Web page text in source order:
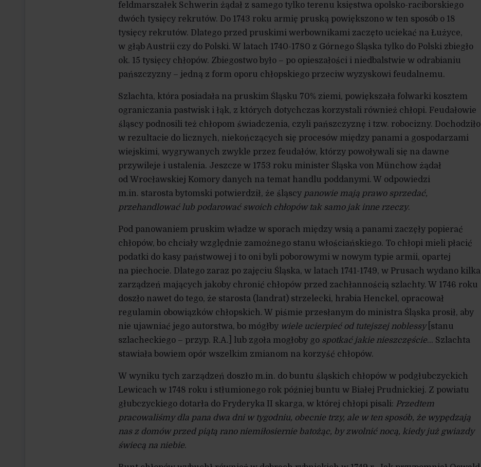
feldmarszałek Schwerin żądał z samego tylko terenu księstwa opolsko-raciborskiego
dwóch tysięcy rekrutów. Do 1743 roku armię pruską powiększono w ten sposób o 18
tysięcy rekrutów. Dlatego przed pruskimi werbownikami zaczęto uciekać na Łużyce,
w głąb Austrii czy do Polski. W latach 1740-1780 z Górnego Śląska tylko do Polski zbiegło
ok. 15 tysięcy chłopów. Zbiegostwo było – po opieszałości i niedbalstwie w odrabianiu
pańszczyzny – jedną z form oporu chłopskiego przeciw wyzyskowi feudalnemu.
Szlachta, która posiadała na pruskim Śląsku 70% ziemi, powiększała folwarki kosztem
ograniczania pastwisk i łąk, z których dotychczas korzystali również chłopi. Feudałowie
śląscy podnosili też chłopom świadczenia, czyli pańszczyznę i tzw. robocizny. Dochodziło
w rezultacie do licznych, niekończących się procesów między panami a gospodarzami
wiejskimi, wygrywanych zwykle przez feudałów, którzy powoływali się na dawne
przywileje i ustalenia. Jeszcze w 1753 roku minister Śląska von Münchow żądał
od Wrocławskiej Komory danych na temat handlu poddanymi. W odpowiedzi
m.in. starosta bytomski potwierdził, że śląscy panowie mają prawo sprzedać,
przehandlować lub podarować swoich chłopów tak samo jak inne rzeczy.
Pod panowaniem pruskim władze w sporach między wsią a panami zaczęły popierać
chłopów, bo chciały względnie zamożnego stanu włościańskiego. To chłopi mieli płacić
podatki do kasy państwowej i to oni byli poborowymi w nowym typie armii, opartej
na piechocie. Dlatego zaraz po zajęciu Śląska, w latach 1741-1749, w Prusach wydano kilka
zarządzeń mających jakoby chronić chłopów przed zachłannością szlachty. W 1746 roku
doszło nawet do tego, że starosta (landrat) strzelecki, hrabia Henckel, opracował
regulamin obowiązków chłopskich. W piśmie przesłanym do ministra Śląska prosił, aby
nie ujawniać jego autorstwa, bo mógłby wiele ucierpieć od tutejszej noblessy[stanu
szlacheckiego – przyp. R.A.] lub zgoła mogłoby go spotkać jakie nieszczęście… Szlachta
stawiała bowiem opór wszelkim zmianom na korzyść chłopów.
W wyniku tych zarządzeń doszło m.in. do buntu śląskich chłopów w podgłubczyckich
Lewicach w 1748 roku i stłumionego rok później buntu w Białej Prudnickiej. Z powiatu
głubczyckiego dotarła do Fryderyka II skarga, w której chłopi pisali: Przedtem
pracowaliśmy dla pana dwa dni w tygodniu, obecnie trzy, ale w ten sposób, że wypędzają
nas z domów przed piątą rano niemiłosiernie batożąc, by zwolnić nocą, kiedy już gwiazdy
świecą na niebie.